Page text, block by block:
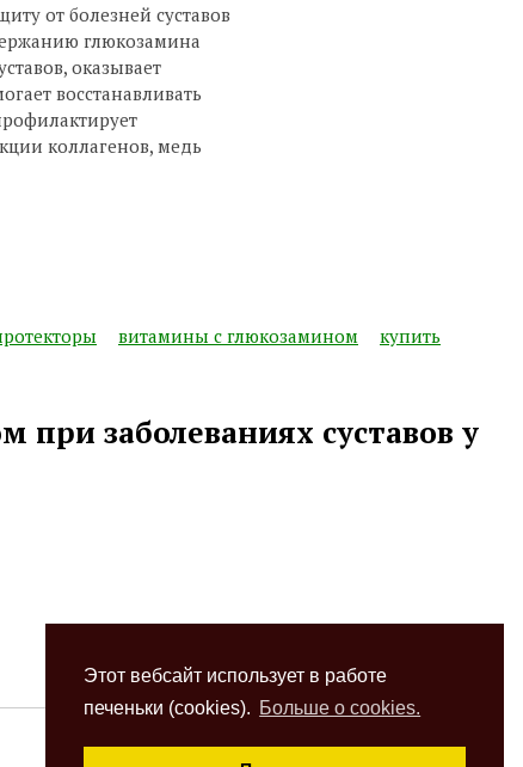
Этот вебсайт использует в работе
печеньки (cookies). Больше о cookies.
от болезней суставов
глюкозамина
оказывает
восстанавливать
коллагенов, медь
витамины с глюкозамином
купить
заболеваниях суставов у